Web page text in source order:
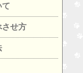
させ方